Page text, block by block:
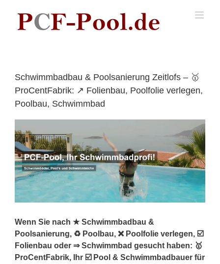
content
Schwimmbadbau & Poolsanierung Zeitlofs – 🥇
ProCentFabrik: ↗️ Folienbau, Poolfolie verlegen,
Poolbau, Schwimmbad
Wenn Sie nach ★ Schwimmbadbau &
Poolsanierung, ♻ Poolbau, ❌ Poolfolie verlegen, ☑️
Folienbau oder ⇒ Schwimmbad gesucht haben: 🥇
ProCentFabrik, Ihr ☑️ Pool & Schwimmbadbauer für